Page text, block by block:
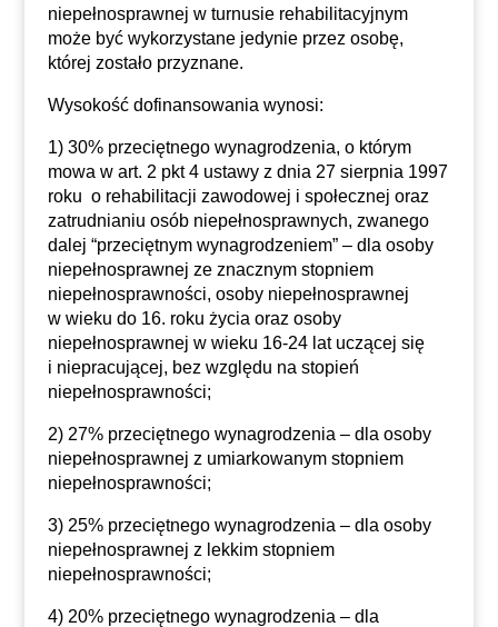
niepełnosprawnej w turnusie rehabilitacyjnym
może być wykorzystane jedynie przez osobę,
której zostało przyznane.
Wysokość dofinansowania wynosi:
1) 30% przeciętnego wynagrodzenia, o którym
mowa w art. 2 pkt 4 ustawy z dnia 27 sierpnia 1997
roku o rehabilitacji zawodowej i społecznej oraz
zatrudnianiu osób niepełnosprawnych, zwanego
dalej “przeciętnym wynagrodzeniem” – dla osoby
niepełnosprawnej ze znacznym stopniem
niepełnosprawności, osoby niepełnosprawnej
w wieku do 16. roku życia oraz osoby
niepełnosprawnej w wieku 16-24 lat uczącej się
i niepracującej, bez względu na stopień
niepełnosprawności;
2) 27% przeciętnego wynagrodzenia – dla osoby
niepełnosprawnej z umiarkowanym stopniem
niepełnosprawności;
3) 25% przeciętnego wynagrodzenia – dla osoby
niepełnosprawnej z lekkim stopniem
niepełnosprawności;
4) 20% przeciętnego wynagrodzenia – dla